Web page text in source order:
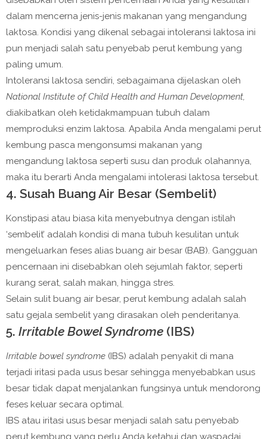
dalam mencerna jenis-jenis makanan yang mengandung
laktosa. Kondisi yang dikenal sebagai intoleransi laktosa ini
pun menjadi salah satu penyebab perut kembung yang
paling umum.
Intoleransi laktosa sendiri, sebagaimana dijelaskan oleh
National Institute of Child Health and Human Development,
diakibatkan oleh ketidakmampuan tubuh dalam
memproduksi enzim laktosa. Apabila Anda mengalami perut
kembung pasca mengonsumsi makanan yang
mengandung laktosa seperti susu dan produk olahannya,
maka itu berarti Anda mengalami intolerasi laktosa tersebut.
4. Susah Buang Air Besar (Sembelit)
Konstipasi atau biasa kita menyebutnya dengan istilah
‘sembelit’ adalah kondisi di mana tubuh kesulitan untuk
mengeluarkan feses alias buang air besar (BAB). Gangguan
pencernaan ini disebabkan oleh sejumlah faktor, seperti
kurang serat, salah makan, hingga stres.
Selain sulit buang air besar, perut kembung adalah salah
satu gejala sembelit yang dirasakan oleh penderitanya.
5. Irritable Bowel Syndrome (IBS)
Irritable bowel syndrome (IBS) adalah penyakit di mana
terjadi iritasi pada usus besar sehingga menyebabkan usus
besar tidak dapat menjalankan fungsinya untuk mendorong
feses keluar secara optimal.
IBS atau iritasi usus besar menjadi salah satu penyebab
perut kembung yang perlu Anda ketahui dan waspadai.